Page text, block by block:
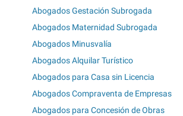
Abogados Gestación Subrogada
Abogados Maternidad Subrogada
Abogados Minusvalía
Abogados Alquilar Turístico
Abogados para Casa sin Licencia
Abogados Compraventa de Empresas
Abogados para Concesión de Obras